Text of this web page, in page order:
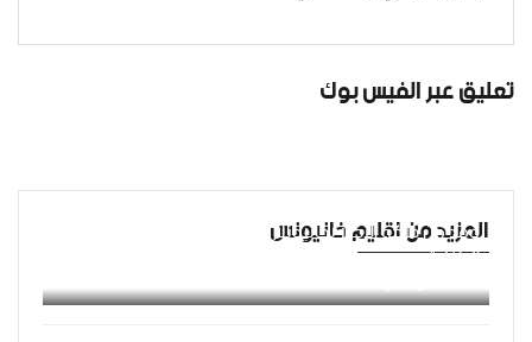
تعليق عبر الفيس بوك
المزيد من اقليم خانيونس
وفد من حركة الأحرار بخانيونس يزور لجنة الطوارئ التابعة لوزارة
الداخلية.